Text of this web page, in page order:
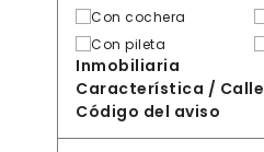
Con cochera
Con pileta
Inmobiliaria
Característica / Calle
Código del aviso